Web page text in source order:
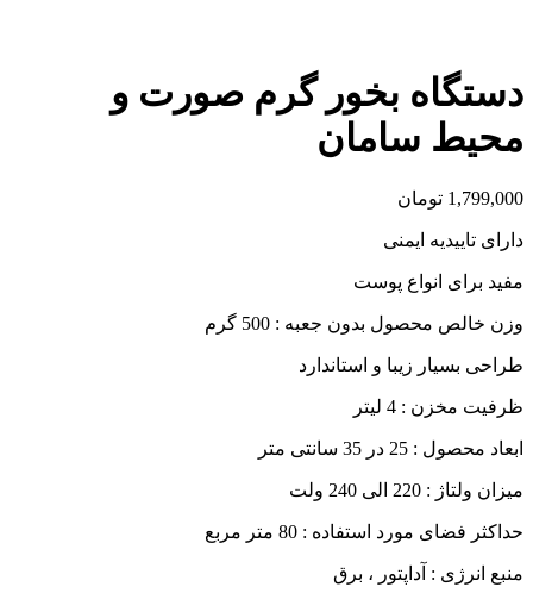
دستگاه بخور گرم صورت و
محیط سامان
1,799,000 تومان
دارای تاییدیه ایمنی
مفید برای انواع پوست
وزن خالص محصول بدون جعبه : 500 گرم
طراحی بسیار زیبا و استاندارد
ظرفیت مخزن : 4 لیتر
ابعاد محصول : 25 در 35 سانتی متر
میزان ولتاژ : 220 الی 240 ولت
حداکثر فضای مورد استفاده : 80 متر مربع
منبع انرژی : آداپتور ، برق